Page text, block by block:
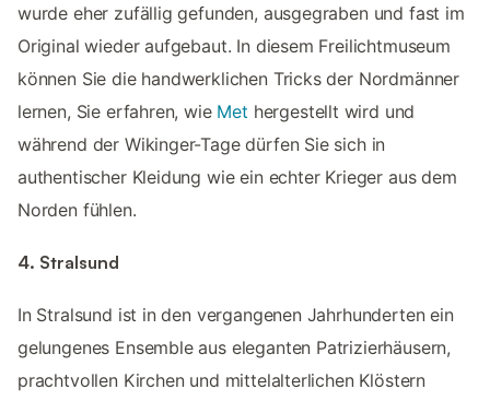
wurde eher zufällig gefunden, ausgegraben und fast im
Original wieder aufgebaut. In diesem Freilichtmuseum
können Sie die handwerklichen Tricks der Nordmänner
lernen, Sie erfahren, wie Met hergestellt wird und
während der Wikinger-Tage dürfen Sie sich in
authentischer Kleidung wie ein echter Krieger aus dem
Norden fühlen.
4. Stralsund
In Stralsund ist in den vergangenen Jahrhunderten ein
gelungenes Ensemble aus eleganten Patrizierhäusern,
prachtvollen Kirchen und mittelalterlichen Klöstern